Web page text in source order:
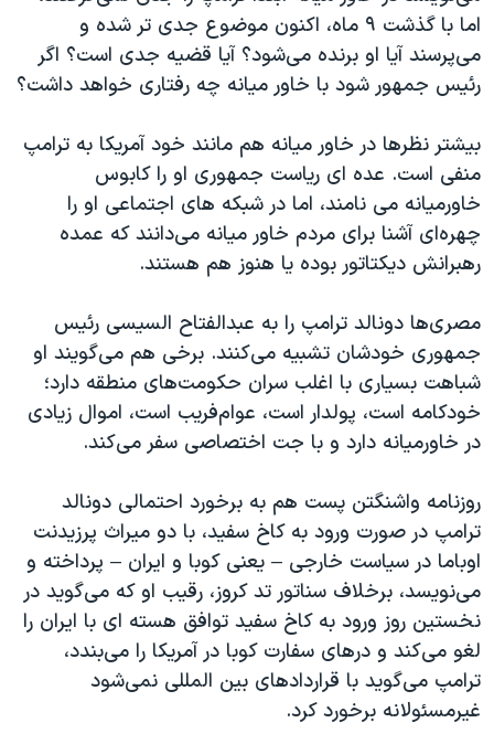
نرگس محمدی برنده جایزه نوبل صلح
همایش محافظه‌کاران آمریکا «سی‌پک»
سفر پرزیدنت ترامپ به چین
اما با گذشت ۹ ماه، اکنون موضوع جدی تر شده و
می‌‌پرسند آیا او برنده می‌شود؟ آیا قضیه جدی است؟ اگر
رئیس جمهور شود با خاور میانه چه رفتاری خواهد داشت؟
بیشتر نظرها در خاور میانه هم مانند خود آمریکا به ترامپ
منفی است. عده ای ریاست جمهوری او را کابوس
خاورمیانه می نامند، اما در شبکه های اجتماعی او را
چهره‌ای آشنا برای مردم خاور میانه می‌دانند که عمده
رهبرانش دیکتاتور بوده یا هنوز هم هستند.
مصری‌ها دونالد ترامپ را به عبدالفتاح السیسی رئیس
جمهوری خودشان تشبیه می‌کنند. برخی هم می‌گویند او
شباهت بسیاری با اغلب سران حکومت‌های منطقه دارد؛
خودکامه است، پولدار است، عوام‌فریب است، اموال زیادی
در خاورمیانه دارد و با جت اختصاصی سفر می‌کند.
روزنامه واشنگتن پست هم به برخورد احتمالی دونالد
ترامپ در صورت ورود به کاخ سفید، با دو میراث پرزیدنت
اوباما در سیاست خارجی – یعنی کوبا و ایران – پرداخته و
می‌نویسد، برخلاف سناتور تد کروز، رقیب او که می‌گوید در
نخستین روز ورود به کاخ سفید توافق هسته ای با ایران را
لغو می‌کند و درهای سفارت کوبا در آمریکا را می‌بندد،
ترامپ می‌گوید با قراردادهای بین المللی نمی‌شود
غیرمسئولانه برخورد کرد.